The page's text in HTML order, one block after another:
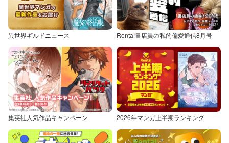
異世界ギルドニュース Renta!書店員の私的偏愛通信8月号
集英社人気作品キャンペーン 2026年マンガ上半期ランキング